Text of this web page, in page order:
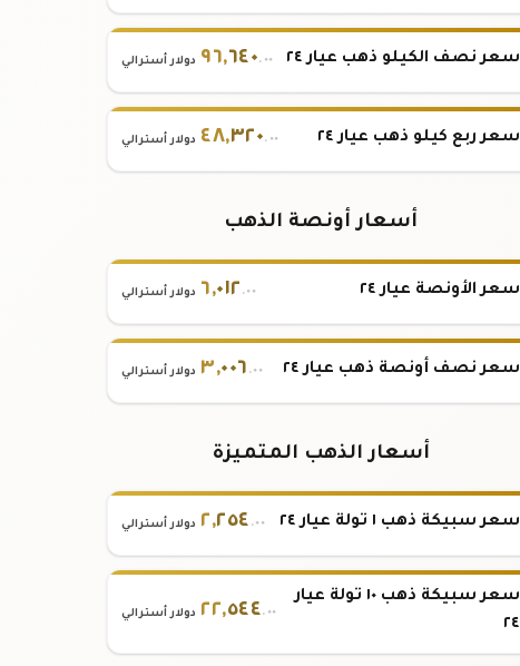
سعر نصف الكيلو ذهب عيار ٢٤ ٩٦,٦٤٠.٠٠ دولار أسترالي
سعر ربع كيلو ذهب عيار ٢٤ ٤٨,٣٢٠.٠٠ دولار أسترالي
أسعار أونصة الذهب
سعر الأونصة عيار ٢٤ ٦,٠١٢ .٠٠ دولار أسترالي
سعر نصف أونصة ذهب عيار ٢٤ ٣,٠٠٦ .٠٠ دولار أسترالي
أسعار الذهب المتميزة
سعر سبيكة ذهب ١ تولة عيار ٢٤ ٢,٢٥٤ .٠٠ دولار أسترالي
سعر سبيكة ذهب ١٠ تولة عيار
٢٤
٢٢,٥٤٤.٠٠ دولار أسترالي